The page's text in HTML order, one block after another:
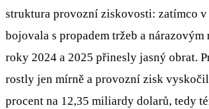
struktura provozní ziskovosti: zatímco
bojovala s propadem tržeb a nárazovým
roky 2024 a 2025 přinesly jasný obrat.
rostly jen mírně a provozní zisk
procent na 12,35 miliardy dolarů, tedy